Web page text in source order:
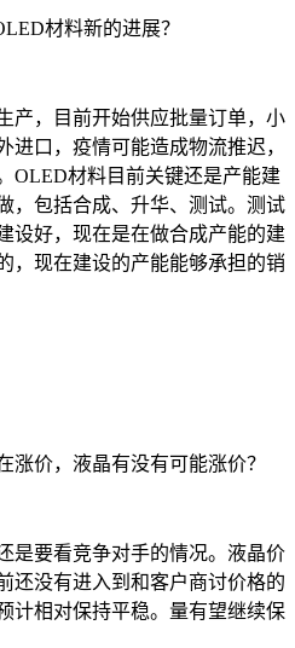
材料新的进展？
产，目前开始供应批量订单，小
进口，疫情可能造成物流推迟，
OLED材料目前关键还是产能建
，包括合成、升华、测试。测试
设好，现在是在做合成产能的建
，现在建设的产能能够承担的销
涨价，液晶有没有可能涨价？
是要看竞争对手的情况。液晶价
还没有进入到和客户商讨价格的
计相对保持平稳。量有望继续保